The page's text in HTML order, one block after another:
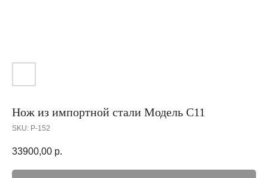
Нож из импортной стали Модель С11
SKU: P-152
33900,00 р.